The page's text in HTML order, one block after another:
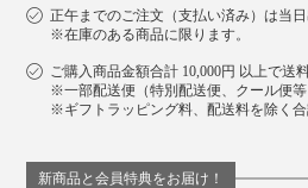
正午までのご注文（支払い済み）は当日
※在庫のある商品に限ります。
ご購入商品金額合計 10,000円 以上で送
※一部配送便（特別配送便、クール便等
※ギフトラッピング料、配送料を除く
新商品と会員特典をお届け！